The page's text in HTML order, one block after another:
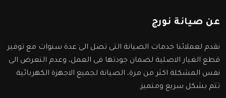
عن صيانة نورج
نقدم لعملائنا خدمات الصيانة التى تصل الى عدة سنوات مع توفير
قطع الغيار الاصلية لضمان جودتها فى العمل، وعدم التعرض الى
نفس المشكلة اكثر من مرة، الصيانة لجميع الاجهزة الكهربائية
تتم بشكل سريع ومتميز.